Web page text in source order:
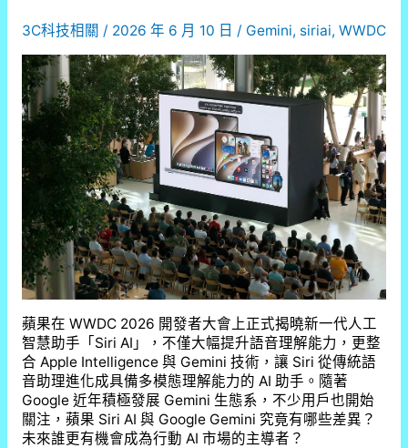
3C科技相關 / 2026 年 6 月 10 日 / Gemini, siriai, WWDC
蘋果在 WWDC 2026 開發者大會上正式揭曉新一代人工
智慧助手「Siri AI」，不僅大幅提升語音理解能力，更整
合 Apple Intelligence 與 Gemini 技術，讓 Siri 從傳統語
音助理進化成具備多模態理解能力的 AI 助手。隨著
Google 近年積極發展 Gemini 生態系，不少用戶也開始
關注，蘋果 Siri AI 與 Google Gemini 究竟有哪些差異？
未來誰更有機會成為行動 AI 市場的主導者？